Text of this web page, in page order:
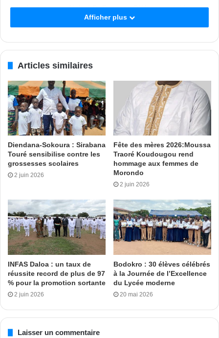
évaluations », a déclaré Dr Dagnogo Oléfongo, président
de l’Association Ivoirienne de la Biologie Technique (AIBT).
medico-techniques chargés selon leur niveau de
compétences et leur classification dans la pyramide des
soins de réaliser les analyses de biologie médicale
(bactériologie-virologie ,biochimie, hématologie,
immunologie, parasitologie-mycologie, histologie-cytologie )
dans le but de diagnostic, de surveillance épidémiologique
ou de recherche (bactériologie-virologie ,biochimie,
hématologie, immunologie, parasitologie-mycologie,
histologie-cytologie ). « Le laboratoire de biologie médicale
public en tant que service médico-technique, comporte en
son sein des praticiens aussi bien médicaux que
techniques. Les Techniciens et Ingénieurs biologistes sont
les praticiens techniques réalisant les tests biologiques à
partir des prélèvements humains et animaux. (…), la
politique nationale en matière de qualité en Côte d’Ivoire
met en place un système d’élaboration et d’application des
normes et des moyens de contrôles des produits, biens et
Afficher plus
Articles similaires
Diendana-Sokoura : Sirabana
Touré sensibilise contre les
grossesses scolaires
2 juin 2026
Fête des mères 2026:Moussa
Traoré Koudougou rend
hommage aux femmes de
Morondo
2 juin 2026
INFAS Daloa : un taux de
réussite record de plus de 97
% pour la promotion sortante
2 juin 2026
Bodokro : 30 élèves célébrés
à la Journée de l’Excellence
du Lycée moderne
20 mai 2026
Laisser un commentaire